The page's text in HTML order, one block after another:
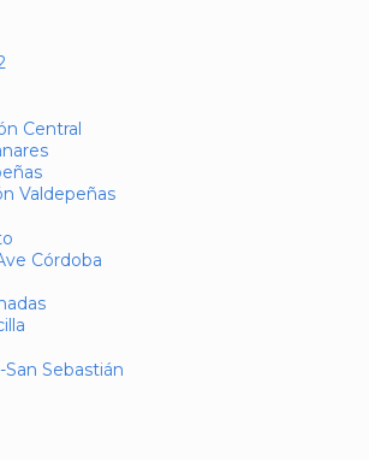
Central
Valdepeñas
Córdoba
Sebastián